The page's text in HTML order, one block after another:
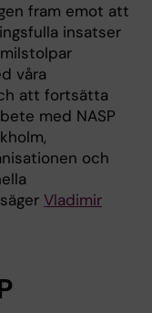
fram emot att
insatser
våra
att fortsätta
med NASP
och
Vladimir